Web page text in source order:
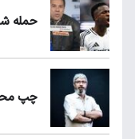
حمله
چپ